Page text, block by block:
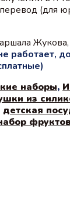
(для
работает,
наборы,
из
детская
фруктов